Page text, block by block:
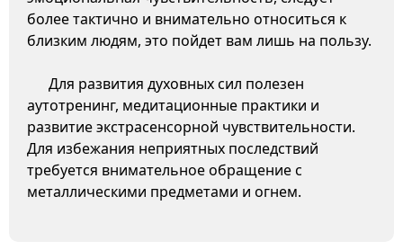
более тактично и внимательно относиться к
близким людям, это пойдет вам лишь на пользу.
Для развития духовных сил полезен
аутотренинг, медитационные практики и
развитие экстрасенсорной чувствительности.
Для избежания неприятных последствий
требуется внимательное обращение с
металлическими предметами и огнем.